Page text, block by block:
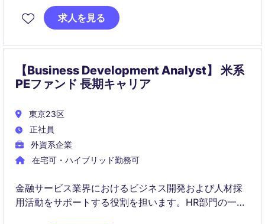
ンです。日本のステークホルダーと地域・グローバル
のITチームをつなぎ、システム運用改善や課題解決を
求人を見る
【Business Development Analyst】 米系
PEファンド 長期キャリア
東京23区
正社員
外資系企業
在宅可・ハイブリッド勤務可
金融サービス業界におけるビジネス開発および人材採
用活動をサポートする役割を担います。HR部門の一員